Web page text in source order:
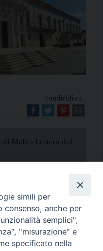
condividi su...
di Melfi - Lettera del
Venosa
simili per
anche per
semplici",
"misurazione" e
specificato nella